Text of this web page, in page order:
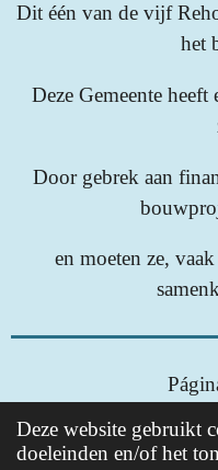
Deze website gebruikt
doeleinden en/of het
Dit één van de vijf
het
Deze Gemeente
Door gebrek aan
en moeten ze,